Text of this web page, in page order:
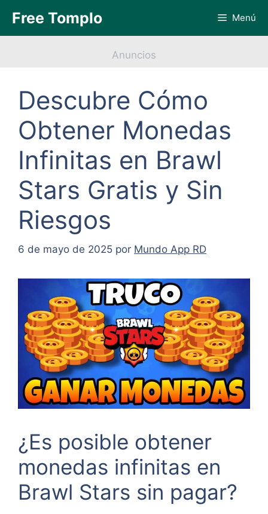
contenido
Free Tomplo Menú
Anuncios
Descubre Cómo
Obtener Monedas
Infinitas en Brawl
Stars Gratis y Sin
Riesgos
6 de mayo de 2025 por Mundo App RD
¿Es posible obtener
monedas infinitas en
Brawl Stars sin pagar?